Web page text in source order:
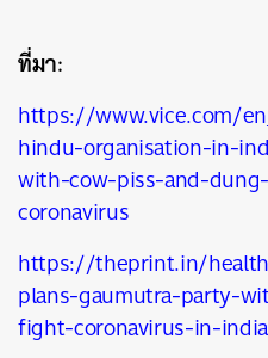
ที่มา:
https://www.vice.com/
hindu-organisation-in-
with-cow-piss-and-
coronavirus
https://theprint.in/
plans-gaumutra-party-
fight-coronavirus-in-